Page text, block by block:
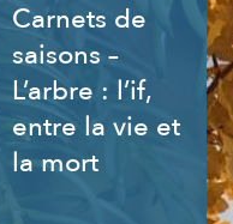
Carnets de
saisons –
L’arbre : l’if,
entre la vie et
la mort